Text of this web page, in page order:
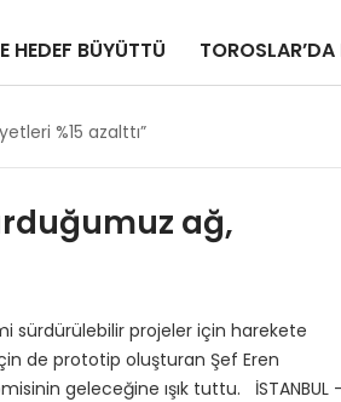
HEDEF BÜYÜTTÜ
%15 azalttı”
ağ,
sürdürülebilir projeler için harekete
de prototip oluşturan Şef Eren
geleceğine ışık tuttu. İSTANBUL